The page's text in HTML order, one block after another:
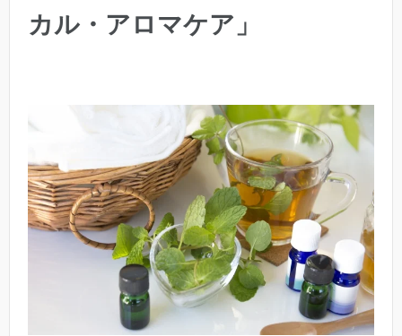
カル・アロマケア」